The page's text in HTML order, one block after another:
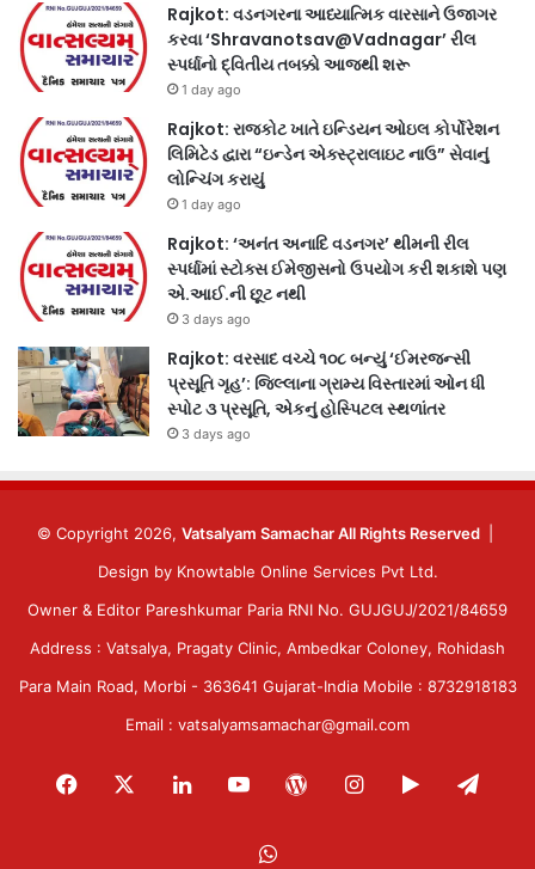
Rajkot: વડનગરના આધ્યાત્મિક વારસાને ઉજાગર
કરવા ‘Shravanotsav@Vadnagar’ રીલ
સ્પર્ધાનો દ્વિતીય તબક્કો આજથી શરૂ
1 day ago
Rajkot: રાજકોટ ખાતે ઇન્ડિયન ઓઇલ કોર્પોરેશન
લિમિટેડ દ્વારા “ઇન્ડેન એક્સ્ટ્રાલાઇટ નાઉ” સેવાનું
લોન્ચિંગ કરાયું
1 day ago
Rajkot: ‘અનંત અનાદિ વડનગર’ થીમની રીલ
સ્પર્ધામાં સ્ટોક્સ ઈમેજીસનો ઉપયોગ કરી શકાશે પણ
એ.આઈ.ની છૂટ નથી
3 days ago
Rajkot: વરસાદ વચ્ચે ૧૦૮ બન્યું ‘ઈમરજન્સી
પ્રસૂતિ ગૃહ’: જિલ્લાના ગ્રામ્ય વિસ્તારમાં ઓન ધી
સ્પોટ ૩ પ્રસૂતિ, એકનું હોસ્પિટલ સ્થળાંતર
3 days ago
© Copyright 2026, Vatsalyam Samachar All Rights Reserved
Design by Knowtable Online Services Pvt Ltd.
Owner & Editor Pareshkumar Paria RNI No. GUJGUJ/2021/84659
Address : Vatsalya, Pragaty Clinic, Ambedkar Coloney, Rohidash
Para Main Road, Morbi - 363641 Gujarat-India Mobile : 8732918183
Email : vatsalyamsamachar@gmail.com
Facebook LinkedInYouTubeWordPressInstagram
Google
WhatsApp